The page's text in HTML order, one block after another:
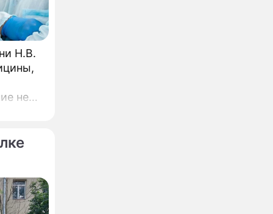
Н.В.
не